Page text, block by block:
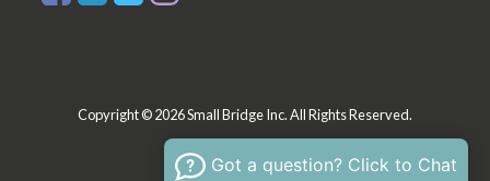
Copyright © 2026 Small Bridge Inc. All Rights Reserved.
Got a question? Click to Chat